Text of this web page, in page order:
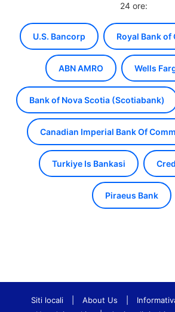
24 ore:
U.S. Bancorp Royal Bank of
ABN AMRO Wells
Bank of Nova Scotia (Scotiabank)
Canadian Imperial Bank Of
Turkiye Is Bankasi
Piraeus Bank
Siti locali About Us